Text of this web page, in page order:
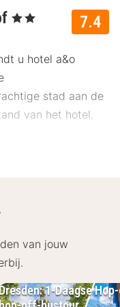
7.4
, 2 Sterren
u hotel a&o
stad aan de
van het hotel.
zijn
van een breed
is het
op het dakterras.
directe omgeving
tegen betaling.
van jouw
1-Daagse